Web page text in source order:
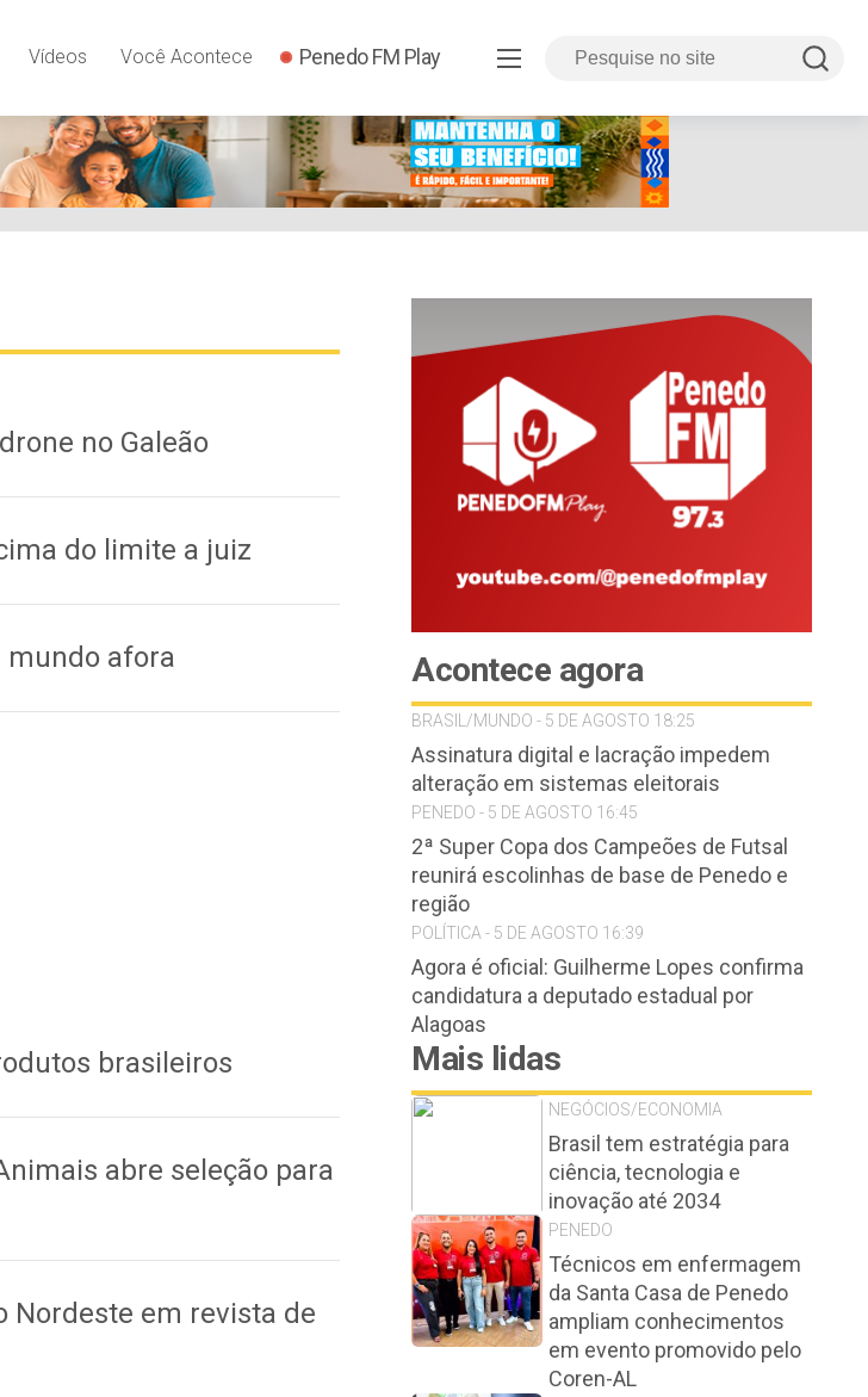
Vídeos Você Acontece Penedo FM Play
no Galeão
do limite a juiz
mundo afora
brasileiros
abre seleção para
Nordeste em revista de
Acontece agora
BRASIL/MUNDO - 5 DE AGOSTO 18:25
Assinatura digital e lacração impedem
alteração em sistemas eleitorais
PENEDO - 5 DE AGOSTO 16:45
2ª Super Copa dos Campeões de Futsal
reunirá escolinhas de base de Penedo e
região
POLÍTICA - 5 DE AGOSTO 16:39
Agora é oficial: Guilherme Lopes confirma
candidatura a deputado estadual por
Alagoas
Mais lidas
NEGÓCIOS/ECONOMIA
Brasil tem estratégia para
ciência, tecnologia e
inovação até 2034
PENEDO
Técnicos em enfermagem
da Santa Casa de Penedo
ampliam conhecimentos
em evento promovido pelo
Coren-AL